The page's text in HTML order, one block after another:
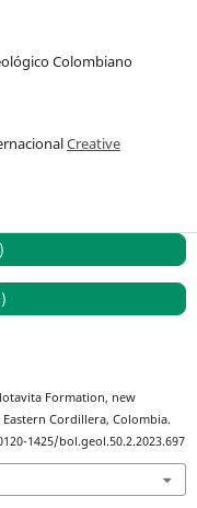
Colombiano
Creative
Formation, new
Cordillera, Colombia.
1425/bol.geol.50.2.2023.697